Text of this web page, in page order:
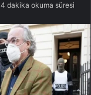
4 dakika okuma süresi